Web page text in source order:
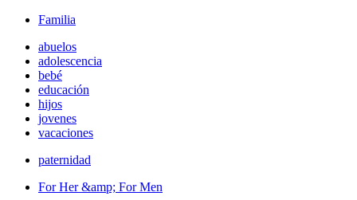
Familia
abuelos
adolescencia
bebé
educación
hijos
jovenes
vacaciones
paternidad
For Her &amp; For Men